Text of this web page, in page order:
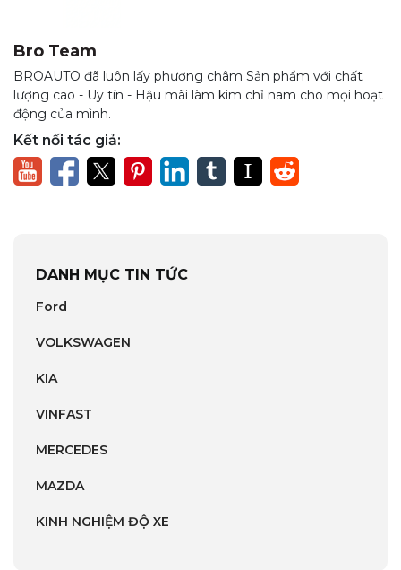
Bro Team
BROAUTO đã luôn lấy phương châm Sản phẩm với chất
lượng cao - Uy tín - Hậu mãi làm kim chỉ nam cho mọi hoạt
động của mình.
Kết nối tác giả:
DANH MỤC TIN TỨC
Ford
VOLKSWAGEN
KIA
VINFAST
MERCEDES
MAZDA
KINH NGHIỆM ĐỘ XE